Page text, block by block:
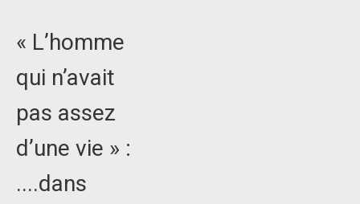
« L’homme
qui n’avait
pas assez
d’une vie » :
....dans